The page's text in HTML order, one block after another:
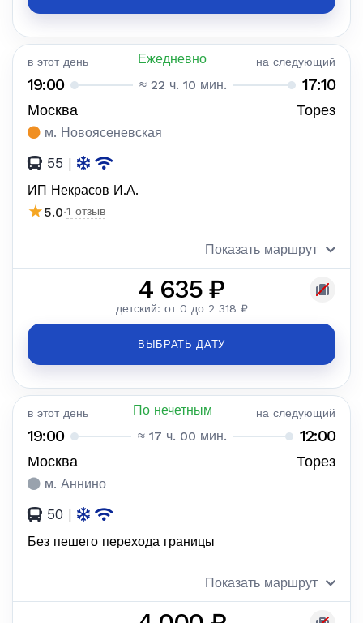
в этот день Ежедневно на следующий
19:00 ≈ 22 ч. 10 мин. 17:10
Москва Торез
м. Новоясеневская
55 |
ИП Некрасов И.А.
★5.0·1 отзыв
Показать маршрут
4 635 ₽
детский: от 0 до 2 318 ₽
ВЫБРАТЬ ДАТУ
в этот день По нечетным на следующий
19:00 ≈ 17 ч. 00 мин. 12:00
Москва Торез
м. Аннино
50 |
Без пешего перехода границы
Показать маршрут